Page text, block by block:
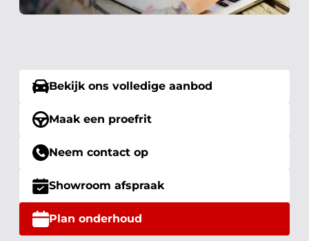
Bekijk ons volledige aanbod
Maak een proefrit
Neem contact op
Showroom afspraak
Plan onderhoud